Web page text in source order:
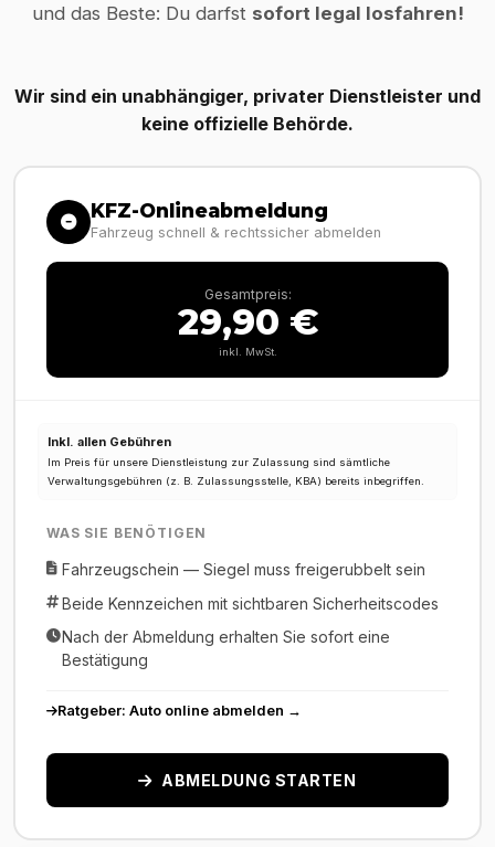
und das Beste: Du darfst sofort legal losfahren!
Wir sind ein unabhängiger, privater Dienstleister und
keine offizielle Behörde.
KFZ-Onlineabmeldung
Fahrzeug schnell & rechtssicher abmelden
Gesamtpreis:
29,90 €
inkl. MwSt.
Inkl. allen Gebühren
Im Preis für unsere Dienstleistung zur Zulassung sind sämtliche
Verwaltungsgebühren (z. B. Zulassungsstelle, KBA) bereits inbegriffen.
WAS SIE BENÖTIGEN
Fahrzeugschein — Siegel muss freigerubbelt sein
Beide Kennzeichen mit sichtbaren Sicherheitscodes
Nach der Abmeldung erhalten Sie sofort eine
Bestätigung
Ratgeber: Auto online abmelden →
ABMELDUNG STARTEN